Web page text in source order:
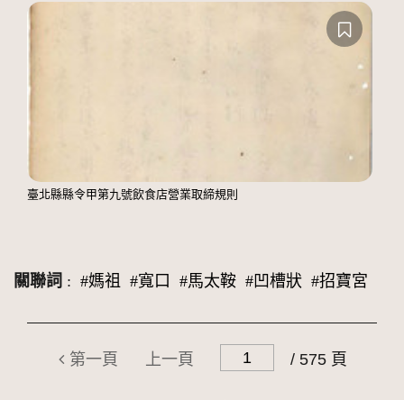
臺北縣縣令甲第九號飲食店營業取締規則
關聯詞 : #媽祖 #寬口 #馬太鞍 #凹槽狀 #招寶宮
第一頁 上一頁 / 575 頁